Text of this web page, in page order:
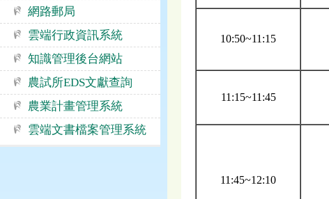
網路郵局
雲端行政資訊系統
知識管理後台網站
農試所EDS文獻查詢
農業計畫管理系統
雲端文書檔案管理系統
10:50~11:15
11:15~11:45
11:45~12:10